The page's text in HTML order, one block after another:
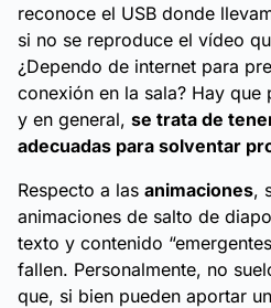
reconoce el USB donde
si no se reproduce el vídeo
¿Dependo de internet para
conexión en la sala? Hay que
y en general, se trata de
adecuadas para solventar
Respecto a las animaciones,
animaciones de salto de
texto y contenido
fallen. Personalmente, no
que, si bien pueden aportar